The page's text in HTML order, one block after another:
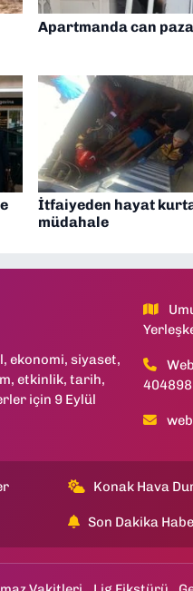
Apartmanda can
İtfaiyeden hayat
müdahale
ekonomi, siyaset,
etkinlik, tarih,
için 9 Eylül
Konak Hava
Son Dakika